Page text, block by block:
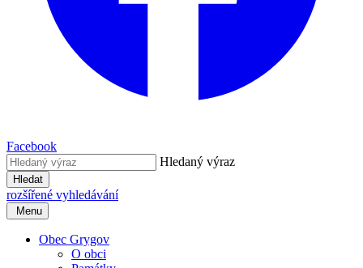
Facebook
Hledaný výraz
Hledat
rozšířené vyhledávání
Menu
Obec Grygov
O obci